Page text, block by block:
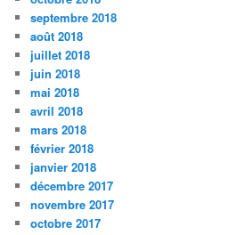
septembre 2018
août 2018
juillet 2018
juin 2018
mai 2018
avril 2018
mars 2018
février 2018
janvier 2018
décembre 2017
novembre 2017
octobre 2017